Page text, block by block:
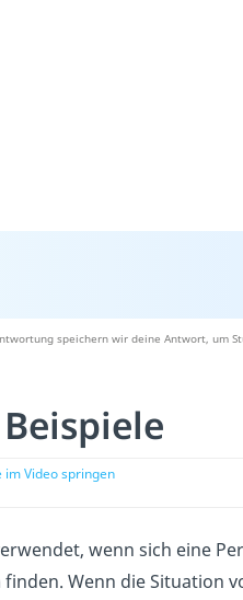
speichern wir deine Antwort, um
im Video springen
wenn sich eine
finden. Wenn die Situation